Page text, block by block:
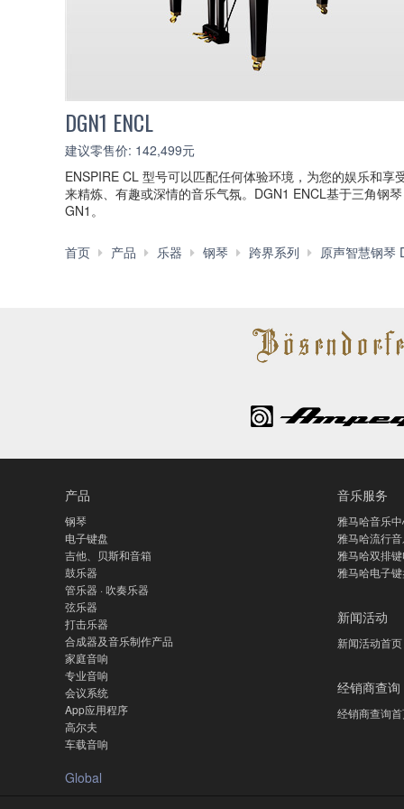
DGN1 ENCL
建议零售价: 142,499元
ENSPIRE CL 型号可以匹配任何体验环境，为您的娱乐和享
来精炼、有趣或深情的音乐气氛。DGN1 ENCL基于三角钢琴
GN1。
首页 产品 乐器 钢琴 跨界系列 原声智慧钢琴
产品
钢琴
电子键盘
吉他、贝斯和音箱
鼓乐器
管乐器 · 吹奏乐器
弦乐器
打击乐器
合成器及音乐制作产品
家庭音响
专业音响
会议系统
App应用程序
高尔夫
车载音响
音乐服务
雅马哈音乐
雅马哈流行
雅马哈双排
雅马哈电子
新闻活动
新闻活动首页
经销商查询
经销商查询
Global